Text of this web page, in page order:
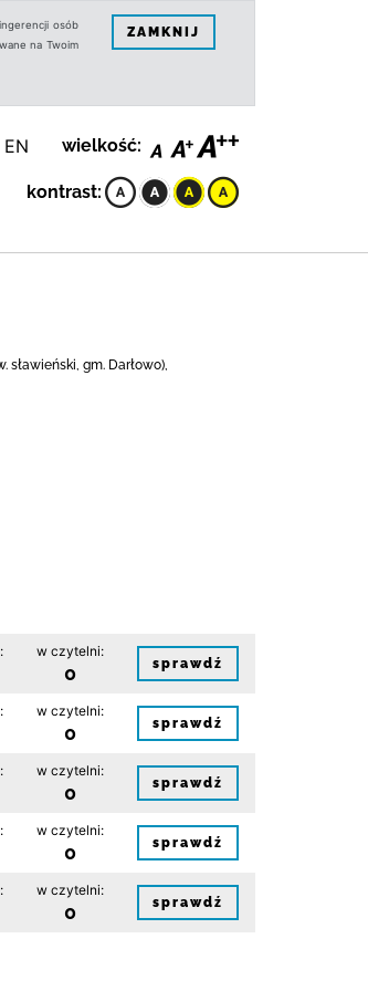
osób
na Twoim
ZAMKNIJ
EN wielkość:
kontrast:
gm. Darłowo),
w czytelni:
0 sprawdź
w czytelni:
0 sprawdź
w czytelni:
0 sprawdź
w czytelni:
0 sprawdź
w czytelni:
0 sprawdź